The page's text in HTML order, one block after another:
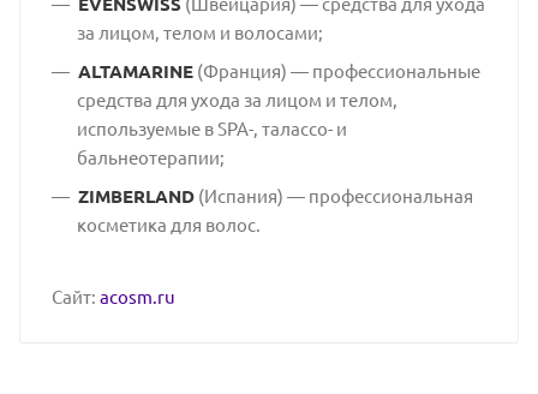
EVENSWISS (Швейцария) — средства для ухода
за лицом, телом и волосами;
ALTAMARINE(Франция) — профессиональные
средства для ухода за лицом и телом,
используемые в SPA-, талассо- и
бальнеотерапии;
ZIMBERLAND(Испания) — профессиональная
косметика для волос.
Сайт: acosm.ru